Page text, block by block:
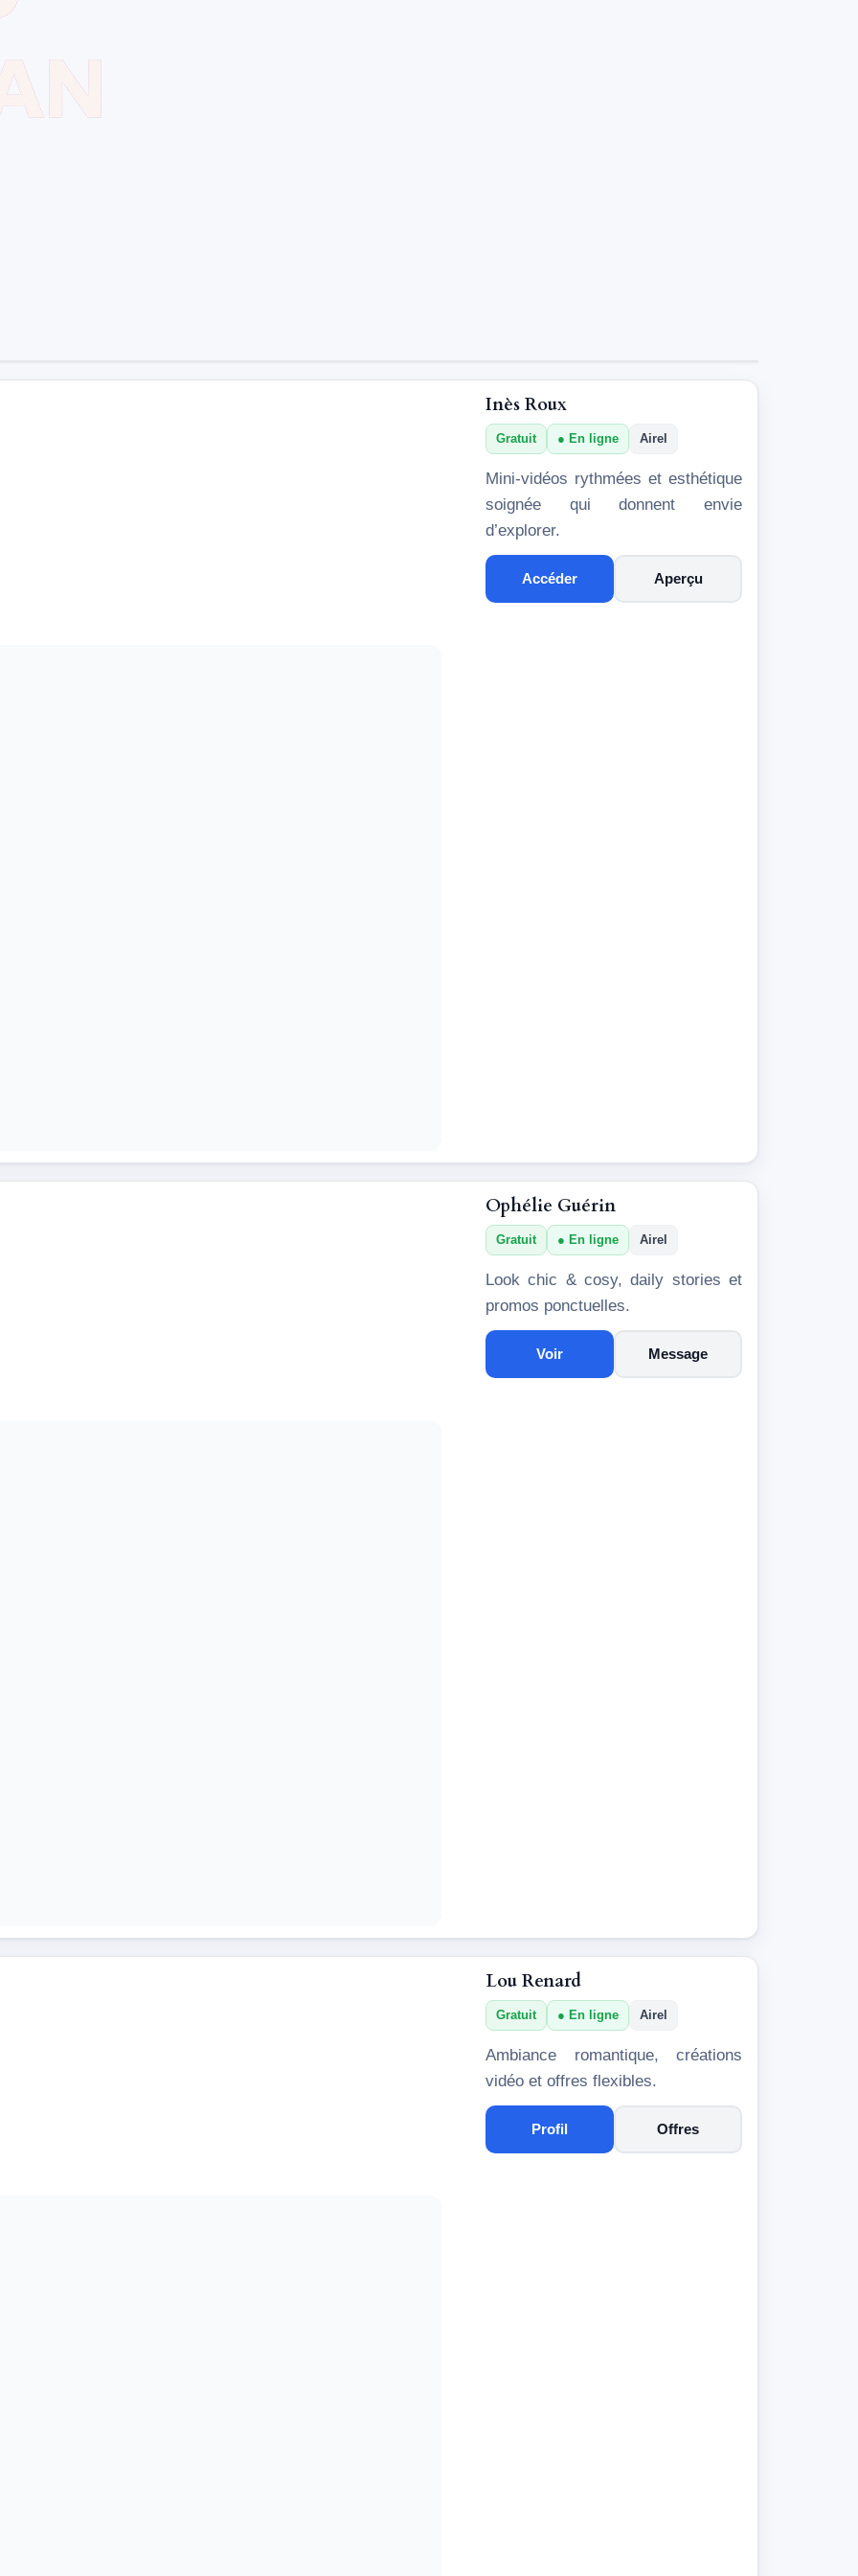
Inès Roux
Gratuit En ligne Airel
Mini-vidéos rythmées et esthétique
soignée qui donnent envie
d’explorer.
Accéder Aperçu
Ophélie Guérin
Gratuit En ligne Airel
Look chic & cosy, daily stories et
promos ponctuelles.
Voir Message
Lou Renard
Gratuit En ligne Airel
Ambiance romantique, créations
vidéo et offres flexibles.
Profil Offres